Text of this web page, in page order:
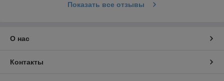
Показать все отзывы
О нас
Контакты